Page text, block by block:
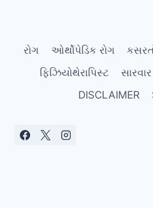
રોગ ઓર્થોપેડિક રોગ
ફિઝિયોથેરાપિસ્ટ
સારવાર
DISCLAIMER